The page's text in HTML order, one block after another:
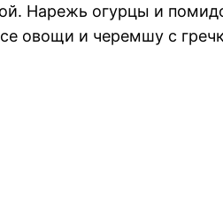
Нарежь огурцы и
овощи и черемшу с